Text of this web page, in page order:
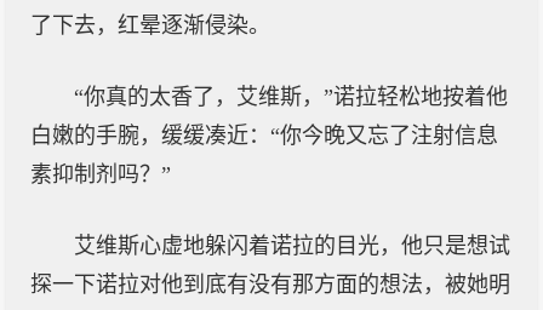
了下去，红晕逐渐侵染。
“你真的太香了，艾维斯，”诺拉轻松地按着他
白嫩的手腕，缓缓凑近：“你今晚又忘了注射信息
素抑制剂吗？”
艾维斯心虚地躲闪着诺拉的目光，他只是想试
探一下诺拉对他到底有没有那方面的想法，被她明